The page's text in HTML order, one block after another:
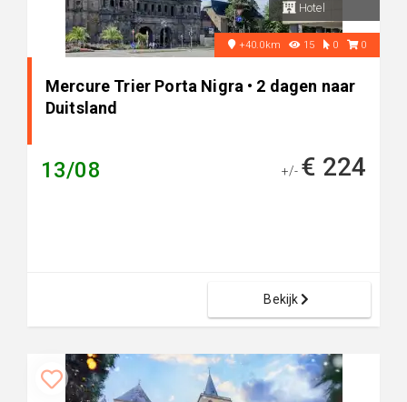
Hotel
+40.0km 15 0 0
Mercure Trier Porta Nigra • 2 dagen naar
Duitsland
13/08 +/- € 224
Bekijk